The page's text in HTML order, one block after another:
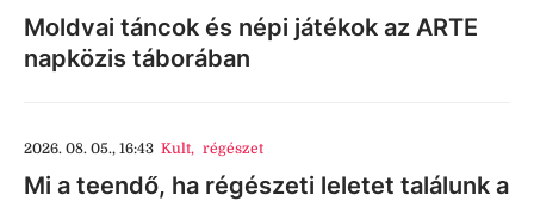
Moldvai táncok és népi játékok az ARTE
napközis táborában
2026. 08. 05., 16:43 Kult, régészet
Mi a teendő, ha régészeti leletet találunk a